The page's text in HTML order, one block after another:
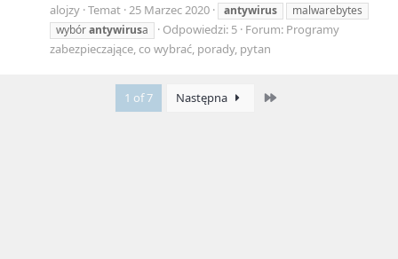
alojzy Temat 25 Marzec 2020 antywirus
malwarebytes
wybórantywirusa Odpowiedzi: 5 Forum: Programy
zabezpieczające, co wybrać, porady, pytan
1 of 7 Następna